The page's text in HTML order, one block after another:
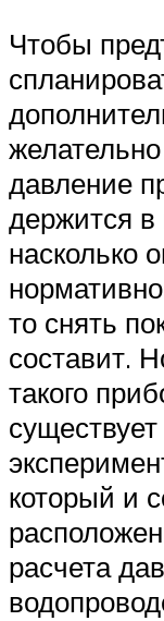
Чтобы
давление
держится в
насколько
то снять
составит.
такого
который и
расчета